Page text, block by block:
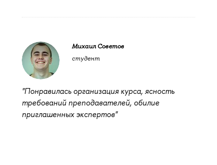
Михаил Советов
студент
"Понравилась организация курса, ясность
требований преподавателей, обилие
приглашенных экспертов"